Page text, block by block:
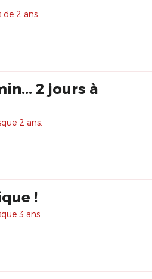
2 ans.
2 jours à
2 ans.
!
3 ans.